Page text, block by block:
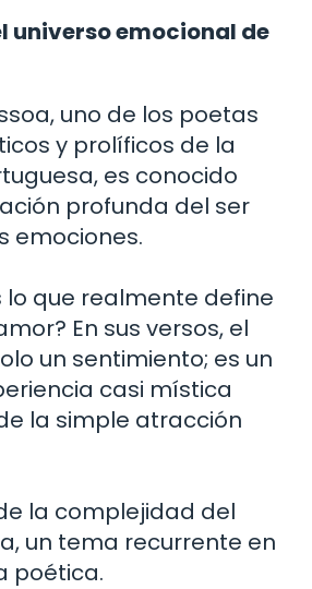
universo emocional de
uno de los poetas
y prolíficos de la
es conocido
profunda del ser
emociones.
lo que realmente define
En sus versos, el
un sentimiento; es un
casi mística
la simple atracción
la complejidad del
un tema recurrente en
poética.